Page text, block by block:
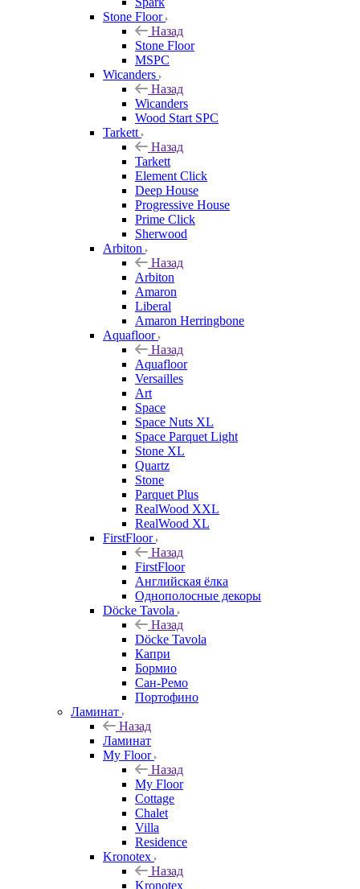
Stone Floor
Назад
Stone Floor
MSPC
Wicanders
Назад
Wicanders
Wood Start SPC
Tarkett
Назад
Tarkett
Element Click
Deep House
Progressive House
Prime Click
Sherwood
Arbiton
Назад
Arbiton
Amaron
Liberal
Amaron Herringbone
Aquafloor
Назад
Aquafloor
Versailles
Art
Space
Space Nuts XL
Space Parquet Light
Stone XL
Quartz
Stone
Parquet Plus
RealWood XXL
RealWood XL
FirstFloor
Назад
FirstFloor
Английская ёлка
Однополосные декоры
Döcke Tavola
Назад
Döcke Tavola
Капри
Бормио
Сан-Ремо
Портофино
Ламинат
Назад
Ламинат
My Floor
Назад
My Floor
Cottage
Chalet
Villa
Residence
Kronotex
Назад
Kronotex